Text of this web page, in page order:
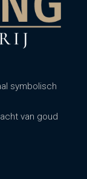
symbolisch
van goud